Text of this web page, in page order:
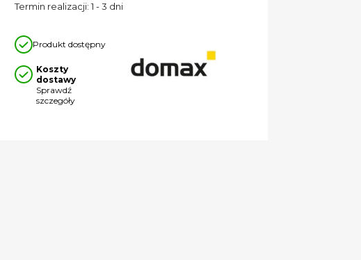
Termin realizacji: 1 - 3 dni
Produkt dostępny
Koszty
dostawy
Sprawdź
szczegóły